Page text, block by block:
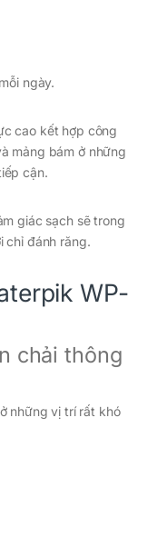
ngày.
cao kết hợp công
mảng bám ở những
cận.
giác sạch sẽ trong
chỉ đánh răng.
WP-
chải thông
những vị trí rất khó